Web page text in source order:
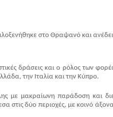
στο Θραψανό και
δράσεις και ο ρόλος των
την Ιταλία και την Κύπρο.
με μακραίωνη παράδοση και
στις δύο περιοχές, με κοινό